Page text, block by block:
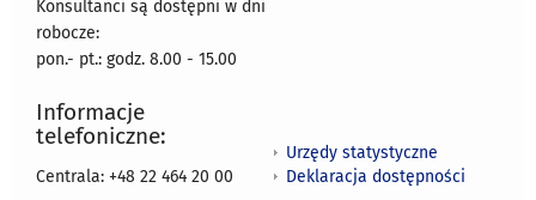
Konsultanci są dostępni w dni
robocze:
pon.- pt.: godz. 8.00 - 15.00
Informacje
telefoniczne:
Centrala: +48 22 464 20 00
Urzędy statystyczne
Deklaracja dostępności